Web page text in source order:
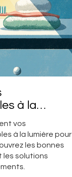
à la
vos
à la lumière pour
les bonnes
les solutions